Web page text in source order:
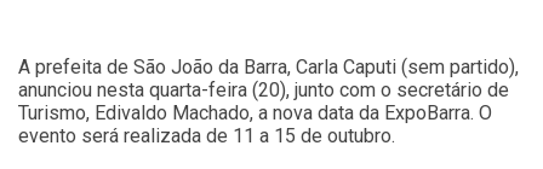
A prefeita de São João da Barra, Carla Caputi (sem partido),
anunciou nesta quarta-feira (20), junto com o secretário de
Turismo, Edivaldo Machado, a nova data da ExpoBarra. O
evento será realizada de 11 a 15 de outubro.